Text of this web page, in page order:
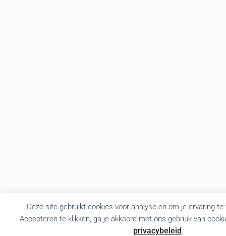
Deze site gebruikt cookies voor analyse en om je ervaring
Accepteren te klikken, ga je akkoord met ons gebruik van
privacybeleid.